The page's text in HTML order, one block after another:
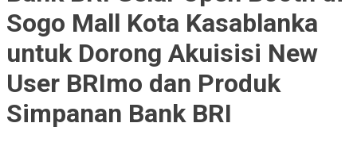
Sogo Mall Kota Kasablanka
untuk Dorong Akuisisi New
User BRImo dan Produk
Simpanan Bank BRI